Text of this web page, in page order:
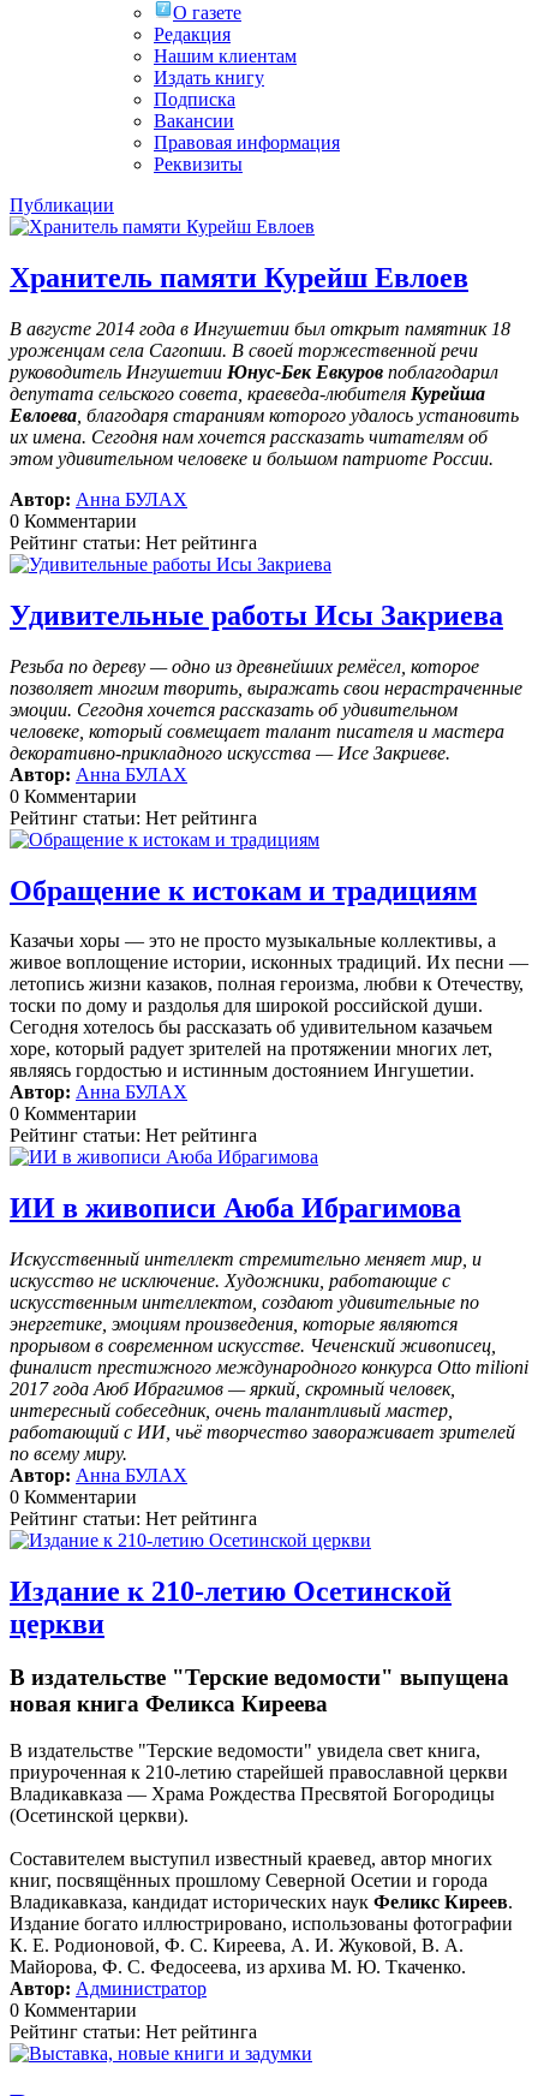
О газете
Редакция
Нашим клиентам
Издать книгу
Подписка
Вакансии
Правовая информация
Реквизиты
Публикации
Хранитель памяти Курейш Евлоев
В августе 2014 года в Ингушетии был открыт памятник 18
уроженцам села Сагопши. В своей торжественной речи
руководитель Ингушетии Юнус-Бек Евкуров поблагодарил
депутата сельского совета, краеведа-любителя Курейша
Евлоева , благодаря стараниям которого удалось установить
их имена. Сегодня нам хочется рассказать читателям об
этом удивительном человеке и большом патриоте России.
Автор: Анна БУЛАХ
0 Комментарии
Рейтинг статьи: Нет рейтинга
Удивительные работы Исы Закриева
Резьба по дереву — одно из древнейших ремёсел, которое
позволяет многим творить, выражать свои нерастраченные
эмоции. Сегодня хочется рассказать об удивительном
человеке, который совмещает талант писателя и мастера
декоративно-прикладного искусства — Исе Закриеве.
Автор: Анна БУЛАХ
0 Комментарии
Рейтинг статьи: Нет рейтинга
Обращение к истокам и традициям
Казачьи хоры — это не просто музыкальные коллективы, а
живое воплощение истории, исконных традиций. Их песни —
летопись жизни казаков, полная героизма, любви к Отечеству,
тоски по дому и раздолья для широкой российской души.
Сегодня хотелось бы рассказать об удивительном казачьем
хоре, который радует зрителей на протяжении многих лет,
являясь гордостью и истинным достоянием Ингушетии.
Автор: Анна БУЛАХ
0 Комментарии
Рейтинг статьи: Нет рейтинга
ИИ в живописи Аюба Ибрагимова
Искусственный интеллект стремительно меняет мир, и
искусство не исключение. Художники, работающие с
искусственным интеллектом, создают удивительные по
энергетике, эмоциям произведения, которые являются
прорывом в современном искусстве. Чеченский живописец,
финалист престижного международного конкурса Otto milioni
2017 года Аюб Ибрагимов — яркий, скромный человек,
интересный собеседник, очень талантливый мастер,
работающий с ИИ, чьё творчество завораживает зрителей
по всему миру.
Автор: Анна БУЛАХ
0 Комментарии
Рейтинг статьи: Нет рейтинга
Издание к 210-летию Осетинской
церкви
В издательстве "Терские ведомости" выпущена
новая книга Феликса Киреева
В издательстве "Терские ведомости" увидела свет книга,
приуроченная к 210-летию старейшей православной церкви
Владикавказа — Храма Рождества Пресвятой Богородицы
(Осетинской церкви).
Составителем выступил известный краевед, автор многих
книг, посвящённых прошлому Северной Осетии и города
Владикавказа, кандидат исторических наук Феликс Киреев.
Издание богато иллюстрировано, использованы фотографии
К. Е. Родионовой, Ф. С. Киреева, А. И. Жуковой, В. А.
Майорова, Ф. С. Федосеева, из архива М. Ю. Ткаченко.
Автор: Администратор
0 Комментарии
Рейтинг статьи: Нет рейтинга